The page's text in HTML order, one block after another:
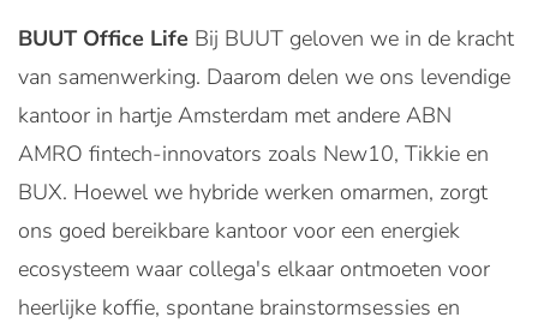
BUUT Office Life Bij BUUT geloven we in de kracht
van samenwerking. Daarom delen we ons levendige
kantoor in hartje Amsterdam met andere ABN
AMRO fintech-innovators zoals New10, Tikkie en
BUX. Hoewel we hybride werken omarmen, zorgt
ons goed bereikbare kantoor voor een energiek
ecosysteem waar collega's elkaar ontmoeten voor
heerlijke koffie, spontane brainstormsessies en